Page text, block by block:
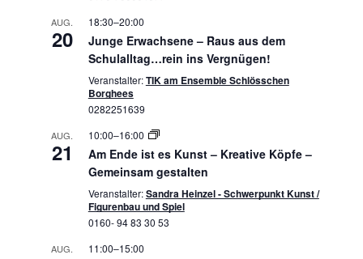
AUG.
20
18:30–20:00
Junge Erwachsene – Raus aus dem
Schulalltag…rein ins Vergnügen!
Veranstalter:TIK am Ensemble Schlösschen
Borghees
0282251639
AUG.
21
10:00–16:00
Am Ende ist es Kunst – Kreative Köpfe –
Gemeinsam gestalten
Veranstalter:Sandra Heinzel - Schwerpunkt Kunst /
Figurenbau und Spiel
0160- 94 83 30 53
AUG. 11:00–15:00